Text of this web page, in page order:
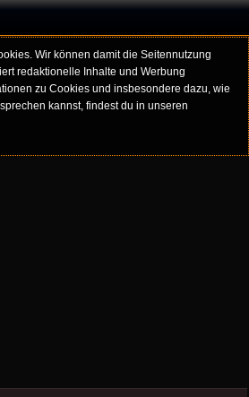
Wir können damit die Seitennutzung
redaktionelle Inhalte und Werbung
zu Cookies und insbesondere dazu, wie
kannst, findest du in unseren